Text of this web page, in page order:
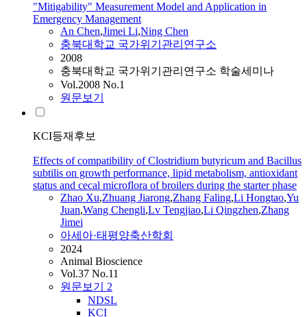
"Mitigability" Measurement Model and Application in
Emergency Management
An Chen,Jimei Li,Ning Chen
충북대학교 국가위기관리연구소
2008
충북대학교 국가위기관리연구소 학술세미나
Vol.2008 No.1
원문보기
KCI등재후보
Effects of compatibility of Clostridium butyricum and Bacillus
subtilis on growth performance, lipid metabolism, antioxidant
status and cecal microflora of broilers during the starter phase
Zhao Xu,Zhuang Jiarong,Zhang Faling,Li Hongtao,Yu
Juan,Wang Chengli,Lv Tengjiao,Li Qingzhen,Zhang
Jimei
아세아·태평양축산학회
2024
Animal Bioscience
Vol.37 No.11
원문보기 2
NDSL
KCI